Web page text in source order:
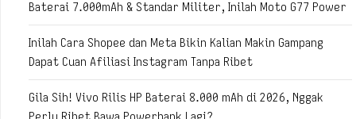
Baterai 7.000mAh & Standar Militer, Inilah Moto G77 Power
Inilah Cara Shopee dan Meta Bikin Kalian Makin Gampang
Dapat Cuan Afiliasi Instagram Tanpa Ribet
Gila Sih! Vivo Rilis HP Baterai 8.000 mAh di 2026, Nggak